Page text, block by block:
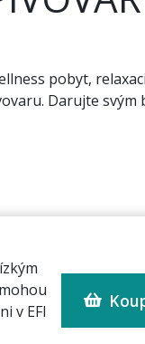
pobyt,
Darujte svým
v EFI